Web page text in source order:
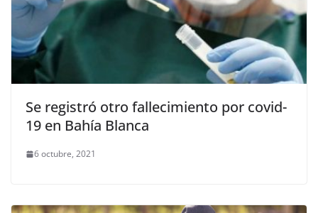
Se registró otro fallecimiento por covid-
19 en Bahía Blanca
6 octubre, 2021